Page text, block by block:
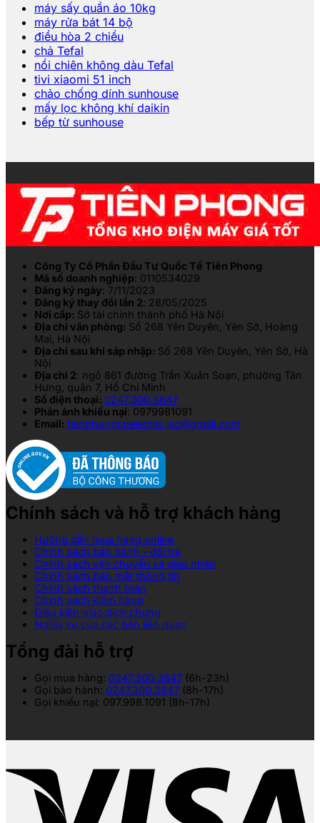
máy sấy quần áo 10kg
máy rửa bát 14 bộ
điều hòa 2 chiều
chả Tefal
nồi chiên không dàu Tefal
tivi xiaomi 51 inch
chảo chống dính sunhouse
mấy lọc không khí daikin
bếp từ sunhouse
Công Ty Cổ Phần Đầu Tư Quốc Tế Tiên Phong
Mã số doanh nghiệp: 0110534029
Đăng ký ngày: 7/11/2023
Đăng ký thay đổi lần 2: 28/05/2025
Nơi cấp: Sở tài chính thành phố Hà Nội
Địa chỉ văn phòng: Số 268 Yên Duyên, Yên Sở, Hoàng
Mai, Hà Nội
Địa chỉ sau khi sáp nhập: Số 268 Yên Duyên, Yên Sở, Hà
Nội
Địa chỉ 2: ngõ 861 đường Trần Xuân Soạn, phường Tân
Hưng, quận 7, Hồ Chí Minh
Số điện thoại: 0247.300.3847
Phản ánh khiếu nại: 0979981091
Email: tienphongcpelectric.jsc@gmail.com
Chính sách và hỗ trợ khách hàng
Hướng dẫn mua hàng online
Chính sách bảo hành – đổi trả
Chính sách vận chuyển và giao nhận
Chính sách bảo mật thông tin
Chính sách thanh toán
Chính sách kiểm hàng
Điều kiện giao dịch chung
Nghĩa vụ của các bên liên quan
Tổng đài hỗ trợ
Gọi mua hàng: 0247.300.3847 (6h-23h)
Gọi bảo hành: 0247.300.3847 (8h-17h)
Gọi khiếu nại: 097.998.1091 (8h-17h)